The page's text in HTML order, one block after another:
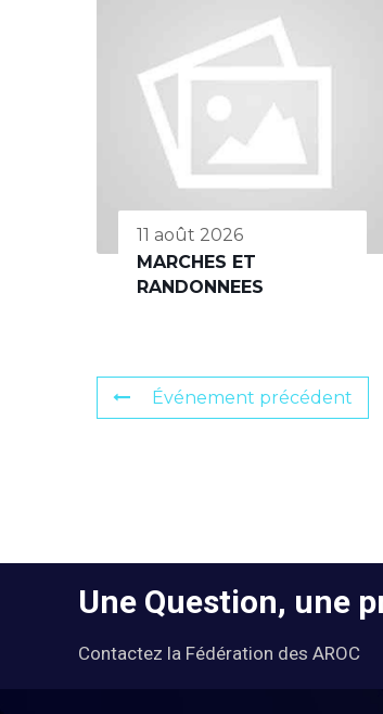
11 août 2026
MARCHES ET
RANDONNEES
Événement précédent
Une Question, une
Contactez la Fédération des AROC